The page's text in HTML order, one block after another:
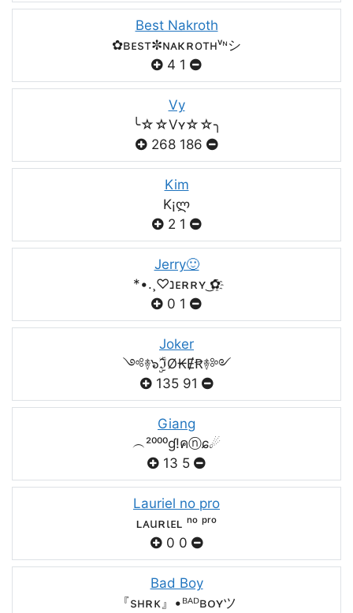
Best Nakroth
✿ʙᴇsт✼ɴᴀκʀoтнᵛᶰシ
4 1
Vy
╰☆☆Vʏ☆☆╮
268 186
Kim
K¡ლ
2 1
Jerry🙂
*•.¸♡נᴇʀʀʏ ͜✿҈
0 1
Joker
༺࿈๖ۣۣۜℑØ₭ɆꞦ࿈༻
135 91
Giang
︵²⁰⁰⁰ɠ!คⓝɕ☄
13 5
Lauriel no pro
ʟᴀuʀιᴇʟ ⁿᵒ ᵖʳᵒ
0 0
Bad Boy
『sʜʀᴋ』•ᴮᴬᴰʙᴏʏツ